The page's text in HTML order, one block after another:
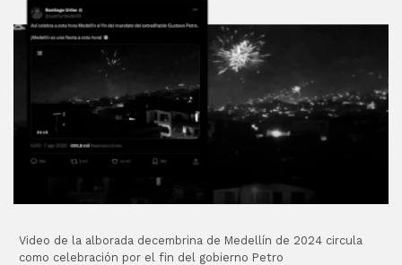
Video de la alborada decembrina de Medellín de 2024 circula
como celebración por el fin del gobierno Petro